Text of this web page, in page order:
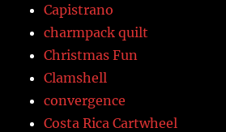
Capistrano
charmpack quilt
Christmas Fun
Clamshell
convergence
Costa Rica Cartwheel